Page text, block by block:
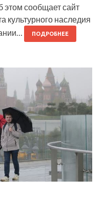
сообщает сайт
культурного наследия
ПОДРОБНЕЕ